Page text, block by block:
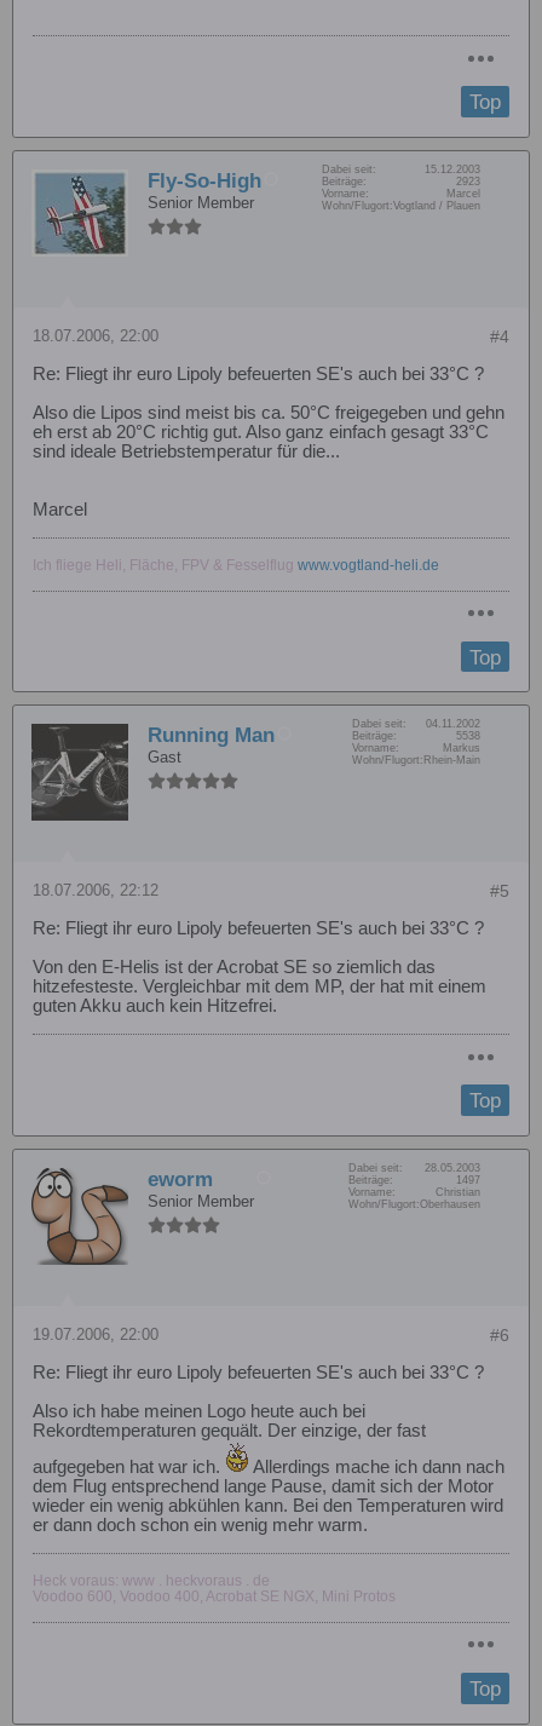
Top
Fly-So-High
Senior Member
Dabei seit:
15.12.2003
Beiträge:
2923
Vorname:
Marcel
Wohn/Flugort:Vogtland / Plauen
#4
18.07.2006, 22:00
Re: Fliegt ihr euro Lipoly befeuerten SE's auch bei 33°C ?
Also die Lipos sind meist bis ca. 50°C freigegeben und gehn
eh erst ab 20°C richtig gut. Also ganz einfach gesagt 33°C
sind ideale Betriebstemperatur für die...
Marcel
Ich fliege Heli, Fläche, FPV & Fesselflug www.vogtland-heli.de
Top
Running Man
Gast
Dabei seit:
04.11.2002
Beiträge:
5538
Vorname:
Markus
Wohn/Flugort: Rhein-Main
#5
18.07.2006, 22:12
Re: Fliegt ihr euro Lipoly befeuerten SE's auch bei 33°C ?
Von den E-Helis ist der Acrobat SE so ziemlich das
hitzefesteste. Vergleichbar mit dem MP, der hat mit einem
guten Akku auch kein Hitzefrei.
Top
eworm
Senior Member
Dabei seit:
28.05.2003
Beiträge:
1497
Vorname:
Christian
Wohn/Flugort:Oberhausen
#6
19.07.2006, 22:00
Re: Fliegt ihr euro Lipoly befeuerten SE's auch bei 33°C ?
Also ich habe meinen Logo heute auch bei
Rekordtemperaturen gequält. Der einzige, der fast
aufgegeben hat war ich.
Allerdings mache ich dann nach
dem Flug entsprechend lange Pause, damit sich der Motor
wieder ein wenig abkühlen kann. Bei den Temperaturen wird
er dann doch schon ein wenig mehr warm.
Heck voraus: www . heckvoraus . de
Voodoo 600, Voodoo 400, Acrobat SE NGX, Mini Protos
Top